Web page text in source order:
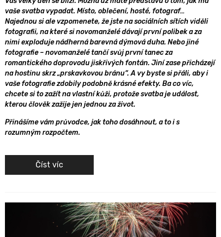
vaše svatba vypadat. Místo, oblečení, hosté, fotograf…
Najednou si ale vzpomenete, že jste na sociálních sítích viděli
fotografii, na které si novomanželé dávají první polibek a za
nimi exploduje nádherná barevná dýmová duha. Nebo jiné
fotografie – novomanželé tančí svůj první tanec za
romantického doprovodu jiskřivých fontán. Jiní zase přicházejí
na hostinu skrz „prskavkovou bránu“. A vy byste si přáli, aby i
vaše fotografie zdobily podobně krásné efekty. Ba co víc,
chcete si to zažít na vlastní kůži, protože svatba je událost,
kterou člověk zažije jen jednou za život.
Přinášíme vám průvodce, jak toho dosáhnout, a to i s
rozumným rozpočtem.
Číst víc